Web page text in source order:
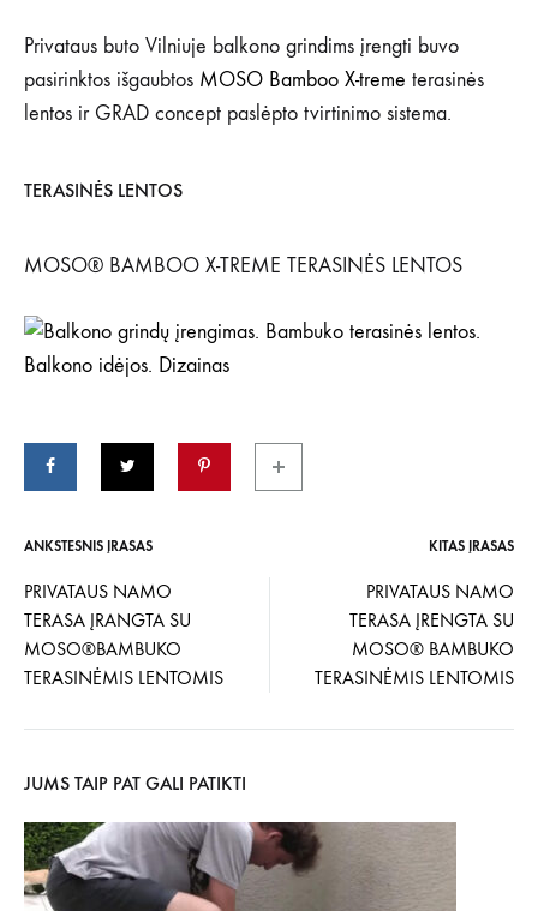
SU
MOSO
BAMBOO
TREME
Privataus buto Vilniuje balkono grindims įrengti buvo
pasirinktos išgaubtos MOSO Bamboo X-treme terasinės
lentos ir GRAD concept paslėpto tvirtinimo sistema.
TERASINĖS LENTOS
MOSO® BAMBOO X-TREME TERASINĖS LENTOS
Įrašo
navigacija
ANKSTESNIS ĮRAŠAS KITAS ĮRAŠAS
PRIVATAUS NAMO
TERASA ĮRANGTA SU
MOSO®BAMBUKO
TERASINĖMIS LENTOMIS
PRIVATAUS NAMO
TERASA ĮRENGTA SU
MOSO® BAMBUKO
TERASINĖMIS LENTOMIS
JUMS TAIP PAT GALI PATIKTI